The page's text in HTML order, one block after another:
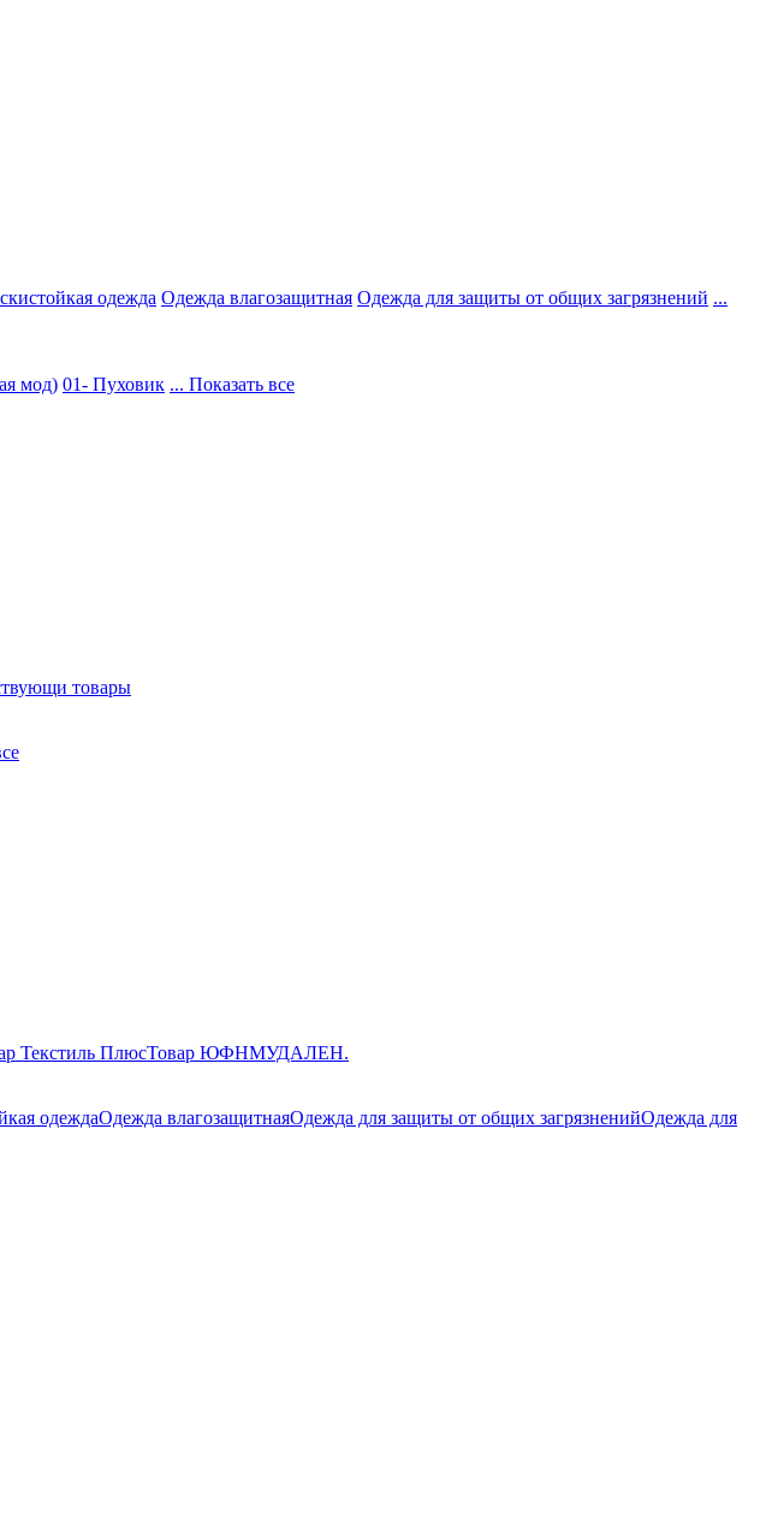
одежда Одежда влагозащитная Одежда для защиты от общих загрязнений ...
мод) 01- Пуховик ... Показать все
товары
Текстиль ПлюсТовар ЮФНМУДАЛЕН.
одеждаОдежда влагозащитнаяОдежда для защиты от общих загрязненийОдежда для